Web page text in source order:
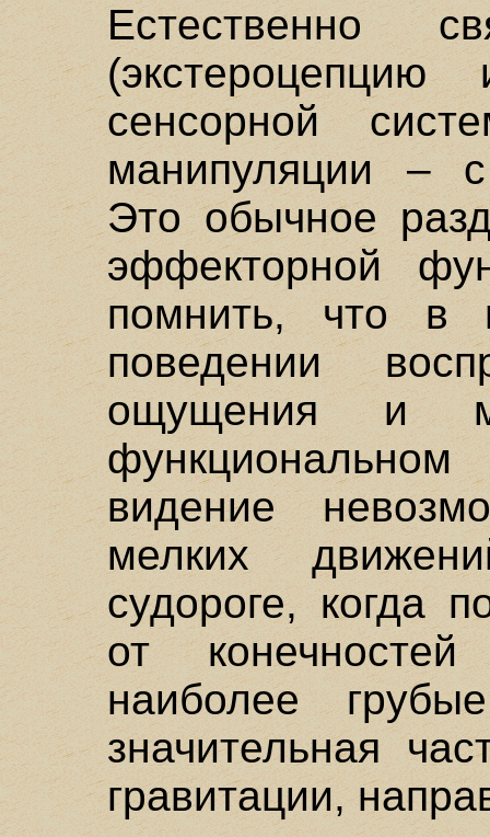
Естественно
сенсорной
манипуляции –
Это обычное
эффекторной
помнить, что в
поведении
ощущения и
видение
мелких
судороге, когда
от
наиболее
значительная
гравитации,